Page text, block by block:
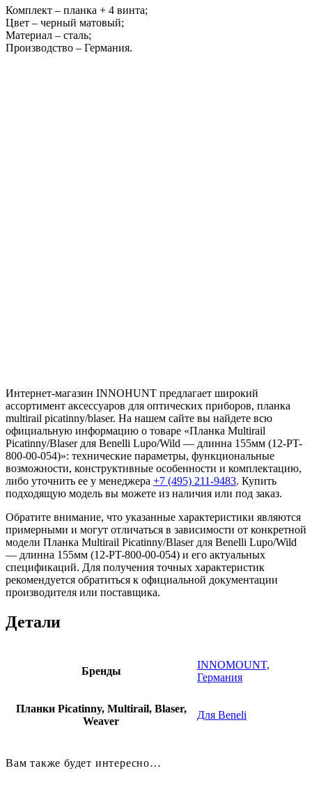
Комплект – планка + 4 винта;
Цвет – черный матовый;
Материал – сталь;
Производство – Германия.
Интернет-магазин INNOHUNT предлагает широкий
ассортимент аксессуаров для оптических приборов, планка
multirail picatinny/blaser. На нашем сайте вы найдете всю
официальную информацию о товаре «Планка Multirail
Picatinny/Blaser для Benelli Lupo/Wild — длинна 155мм (12-PT-
800-00-054)»: технические параметры, функциональные
возможности, конструктивные особенности и комплектацию,
либо уточнить ее у менеджера +7 (495) 211-9483. Купить
подходящую модель вы можете из наличия или под заказ.
Обратите внимание, что указанные характеристики являются
примерными и могут отличаться в зависимости от конкретной
модели Планка Multirail Picatinny/Blaser для Benelli Lupo/Wild
— длинна 155мм (12-PT-800-00-054) и его актуальных
спецификаций. Для получения точных характеристик
рекомендуется обратиться к официальной документации
производителя или поставщика.
Детали
Бренды
INNOMOUNT,
Германия
Планки Picatinny, Multirail, Blaser,
Weaver
Для Beneli
Вам также будет интересно…